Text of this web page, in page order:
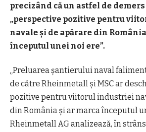
precizând că un astfel de
„perspective pozitive pentru
navale şi de apărare din
începutul unei noi ere”.
„Preluarea şantierului naval
de către Rheinmetall şi MSC ar
pozitive pentru viitorul industriei
din România şi ar marca începutul
Rheinmetall AG analizează, în